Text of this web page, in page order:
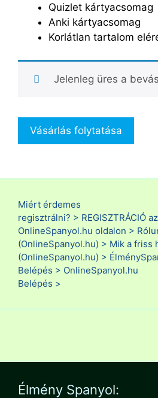
Quizlet kártyacsomag
Anki kártyacsomag
Korlátlan tartalom
Jelenleg üres a
Vásárlás folytatása
Miért érdemes
regisztrálni? > REGISZTRÁCIÓ az
OnlineSpanyol.hu oldalon >
(OnlineSpanyol.hu) > Mik a friss
(OnlineSpanyol.hu) >
Belépés > OnlineSpanyol.hu
Belépés >
Élmény Spanyol: